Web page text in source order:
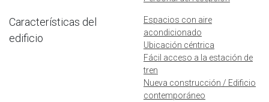
Características del
edificio
Espacios con aire
acondicionado
Ubicación céntrica
Fácil acceso a la estación de
tren
Nueva construcción / Edificio
contemporáneo